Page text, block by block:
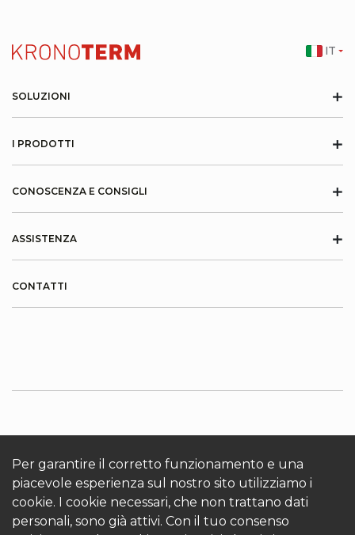
Per garantire il corretto funzionamento e una
piacevole esperienza sul nostro sito utilizziamo i
cookie. I cookie necessari, che non trattano dati
personali, sono già attivi. Con il tuo consenso
SOLUZIONI +
I PRODOTTI +
CONOSCENZA E CONSIGLI +
ASSISTENZA +
CONTATTI
Accedi
IT